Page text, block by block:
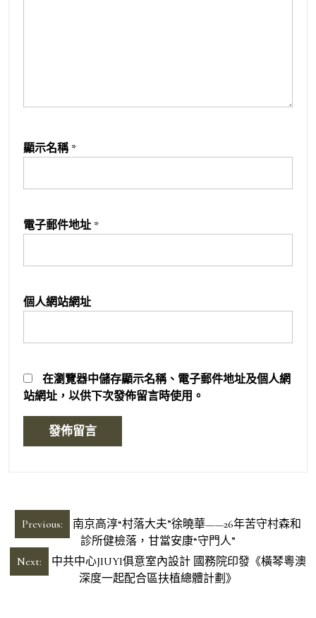
顯示名稱 *
電子郵件地址 *
個人網站網址
在瀏覽器中儲存顯示名稱、電子郵件地址及個人網
站網址，以供下次發佈留言時使用。
文
章
導
Previous:
南京高淳“村落大夫”徐曉華——26年苦守村森和
診所健檢落，甘當安康“守門人”
Next:
中共中心JIUYI俱意室內設計 國務院印發《橫琴粵澳
深度一起配合區扶植總體計劃》